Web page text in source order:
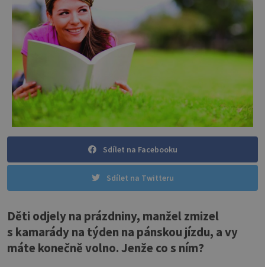
Sdílet na Facebooku
Sdílet na Twitteru
Děti odjely na prázdniny, manžel zmizel
s kamarády na týden na pánskou jízdu, a vy
máte konečně volno. Jenže co s ním?